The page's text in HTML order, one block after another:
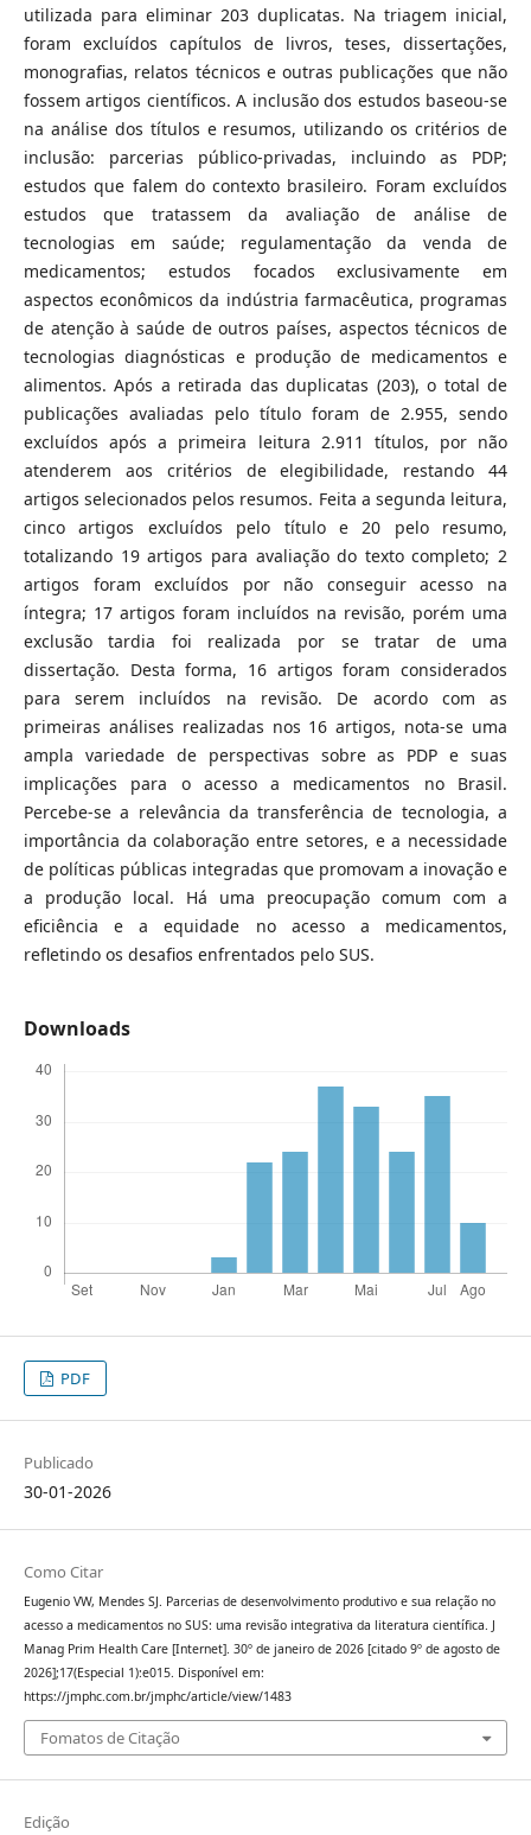
utilizada para eliminar 203 duplicatas. Na triagem inicial,
foram excluídos capítulos de livros, teses, dissertações,
monografias, relatos técnicos e outras publicações que não
fossem artigos científicos. A inclusão dos estudos baseou-se
na análise dos títulos e resumos, utilizando os critérios de
inclusão: parcerias público-privadas, incluindo as PDP;
estudos que falem do contexto brasileiro. Foram excluídos
estudos que tratassem da avaliação de análise de
tecnologias em saúde; regulamentação da venda de
medicamentos; estudos focados exclusivamente em
aspectos econômicos da indústria farmacêutica, programas
de atenção à saúde de outros países, aspectos técnicos de
tecnologias diagnósticas e produção de medicamentos e
alimentos. Após a retirada das duplicatas (203), o total de
publicações avaliadas pelo título foram de 2.955, sendo
excluídos após a primeira leitura 2.911 títulos, por não
atenderem aos critérios de elegibilidade, restando 44
artigos selecionados pelos resumos. Feita a segunda leitura,
cinco artigos excluídos pelo título e 20 pelo resumo,
totalizando 19 artigos para avaliação do texto completo; 2
artigos foram excluídos por não conseguir acesso na
íntegra; 17 artigos foram incluídos na revisão, porém uma
exclusão tardia foi realizada por se tratar de uma
dissertação. Desta forma, 16 artigos foram considerados
para serem incluídos na revisão. De acordo com as
primeiras análises realizadas nos 16 artigos, nota-se uma
ampla variedade de perspectivas sobre as PDP e suas
implicações para o acesso a medicamentos no Brasil.
Percebe-se a relevância da transferência de tecnologia, a
importância da colaboração entre setores, e a necessidade
de políticas públicas integradas que promovam a inovação e
a produção local. Há uma preocupação comum com a
eficiência e a equidade no acesso a medicamentos,
refletindo os desafios enfrentados pelo SUS.
Downloads
PDF
Publicado
30-01-2026
Como Citar
Eugenio VW, Mendes SJ. Parcerias de desenvolvimento produtivo e sua relação no
acesso a medicamentos no SUS: uma revisão integrativa da literatura científica. J
Manag Prim Health Care [Internet]. 30º de janeiro de 2026 [citado 9º de agosto de
2026];17(Especial 1):e015. Disponível em:
https://jmphc.com.br/jmphc/article/view/1483
Fomatos de Citação
Edição